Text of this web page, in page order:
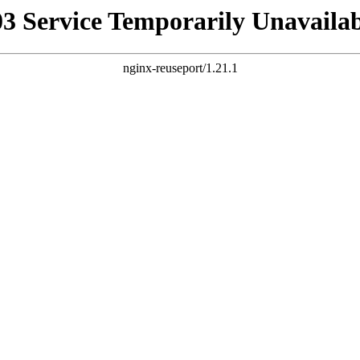
Service Temporarily
nginx-reuseport/1.21.1